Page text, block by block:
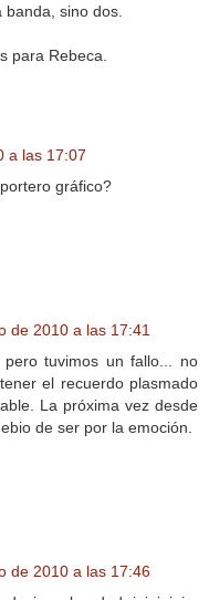
sino dos.
para Rebeca.
a las 17:07
gráfico?
de 2010 a las 17:41
tuvimos un fallo... no
el recuerdo plasmado
La próxima vez desde
de ser por la emoción.
de 2010 a las 17:46